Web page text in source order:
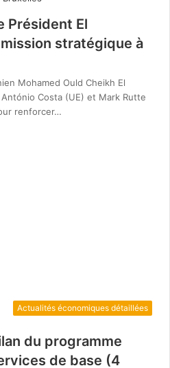
Président El
stratégique à
Mohamed Ould Cheikh El
Costa (UE) et Mark Rutte
renforcer…
dans l’arrière-pays